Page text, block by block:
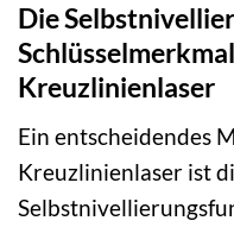
Die
Kreuzlinienlaser
Ein entscheidendes
Kreuzlinienlaser ist